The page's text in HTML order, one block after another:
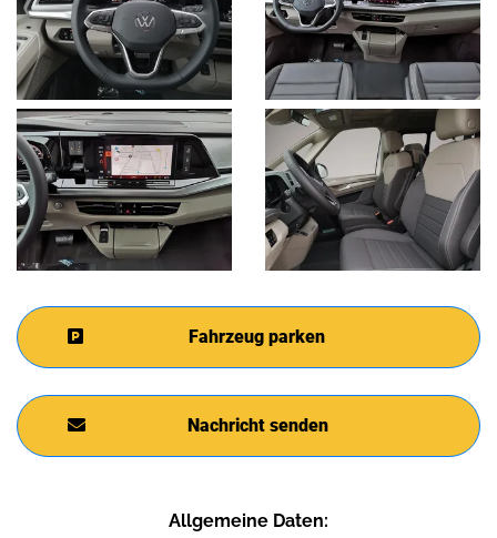
Fahrzeug parken
Nachricht senden
Allgemeine Daten: